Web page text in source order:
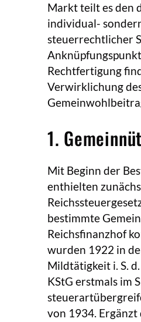
Markt teilt es den
individual-
steuerrechtlicher
Rechtfertigung
Verwirklichung
1.
Mit Beginn der
enthielten
bestimmte
Reichsfinanzhof
wurden 1922 in
Mildtätigkeit i. S.
KStG erstmals im
von 1934.